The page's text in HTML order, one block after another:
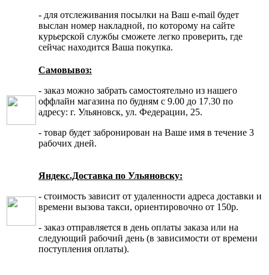
- для отслеживания посылки на Ваш e-mail будет
выслан номер накладной, по которому на сайте
курьерской службы сможете легко проверить, где
сейчас находится Ваша покупка.
Самовывоз:
- заказ можно забрать самостоятельно из нашего
оффлайн магазина по будням с 9.00 до 17.30 по
адресу: г. Ульяновск, ул. Федерации, 25.
- товар будет забронирован на Ваше имя в течение 3
рабочих дней.
Яндекс.Доставка по Ульяновску:
- стоимость зависит от удаленности адреса доставки и
времени вызова такси, ориентировочно от 150р.
- заказ отправляется в день оплаты заказа или на
следующий рабочий день (в зависимости от времени
поступления оплаты).